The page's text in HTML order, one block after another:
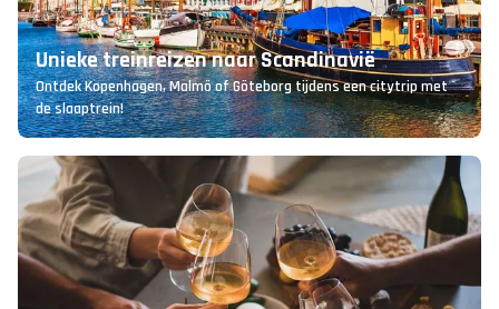
Unieke treinreizen naar Scandinavië
Ontdek Kopenhagen, Malmö of Göteborg tijdens een citytrip met
de slaaptrein!